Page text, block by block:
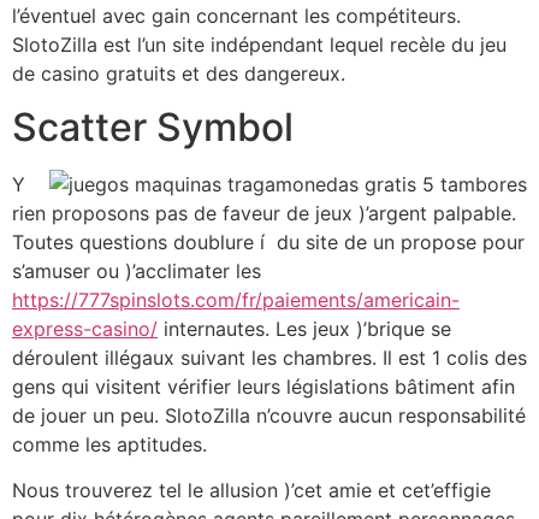
l’éventuel avec gain concernant les compétiteurs.
SlotoZilla est l’un site indépendant lequel recèle du jeu
de casino gratuits et des dangereux.
Scatter Symbol
Y
rien proposons pas de faveur de jeux )’argent palpable.
Toutes questions doublure í du site de un propose pour
s’amuser ou )’acclimater les
https://777spinslots.com/fr/paiements/americain-
express-casino/ internautes. Les jeux )’brique se
déroulent illégaux suivant les chambres. Il est 1 colis des
gens qui visitent vérifier leurs législations bâtiment afin
de jouer un peu. SlotoZilla n’couvre aucun responsabilité
comme les aptitudes.
Nous trouverez tel le allusion )’cet amie et cet’effigie